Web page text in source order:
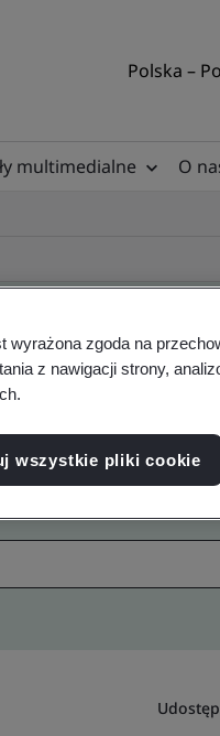
Polska –
multimedialne
O
wyrażona zgoda na
z nawigacji strony,
wszystkie pliki cookie